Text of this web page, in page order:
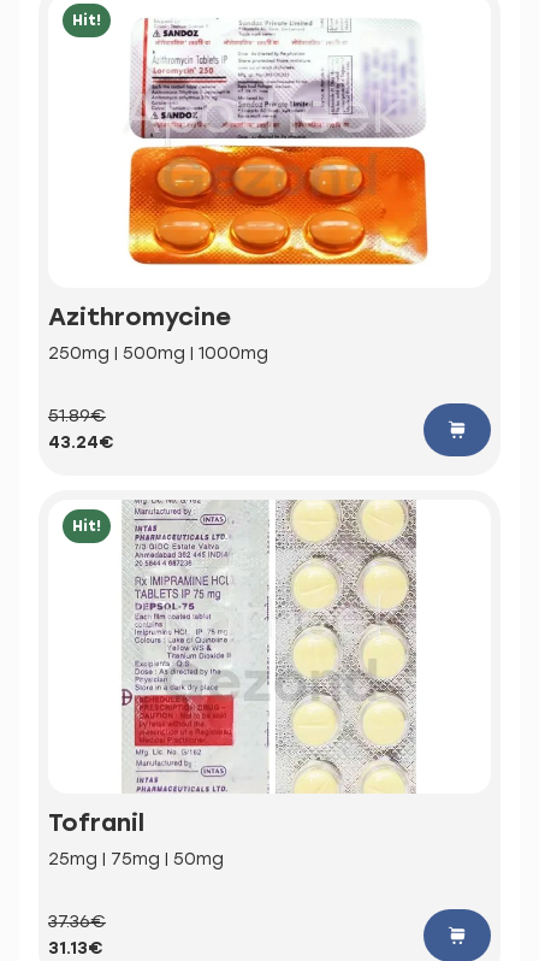
Hit!
Azithromycine
250mg | 500mg | 1000mg
51.89€
43.24€
Hit!
Tofranil
25mg | 75mg | 50mg
37.36€
31.13€